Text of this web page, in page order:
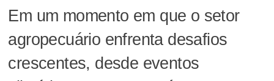
Em um momento em que o setor
agropecuário enfrenta desafios
crescentes, desde eventos